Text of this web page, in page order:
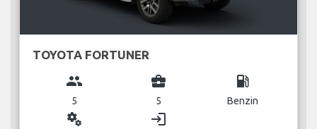
TOYOTA FORTUNER
group
5
business_center
5
local_gas_station
Benzin
miscellaneous_services login